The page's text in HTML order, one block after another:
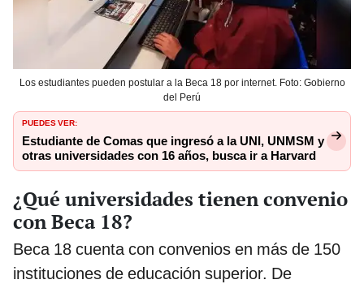
Los estudiantes pueden postular a la Beca 18 por internet. Foto: Gobierno
del Perú
PUEDES VER:
Estudiante de Comas que ingresó a la UNI, UNMSM y
otras universidades con 16 años, busca ir a Harvard
¿Qué universidades tienen convenio
con Beca 18?
Beca 18 cuenta con convenios en más de 150
instituciones de educación superior. De